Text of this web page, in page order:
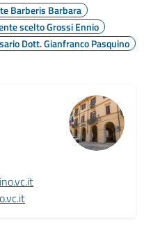
Barberis Barbara
scelto Grossi Ennio
Dott. Gianfranco Pasquino